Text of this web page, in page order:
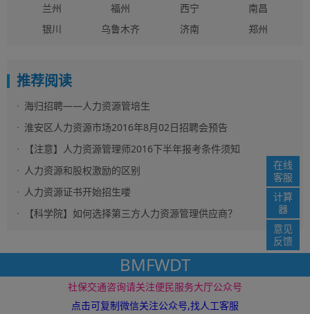
兰州
福州 西宁
南昌
银川
乌鲁木齐 济南 郑州
推荐阅读
海归招聘——人力资源管培生
淮安区人力资源市场2016年8月02日招聘会预告
【注意】人力资源管理师2016下半年报考条件须知
人力资源和股权激励的区别
人力资源证书开始招生喽
【科学院】如何选择第三方人力资源管理供应商？
社保资讯网 版权所 免责声明
网站地图
www.12333i.com ©2016 电子邮件： service@12333i.com
19037363号
在线
客服
计算
器
意见
反馈
BMFWDT
社保交通咨询请关注便民服务大厅公众号
点击可复制微信关注公众号,找人工客服